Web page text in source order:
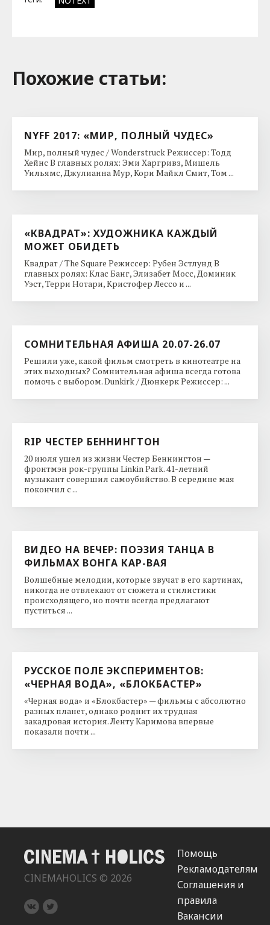
Похожие cтатьи:
NYFF 2017: «МИР, ПОЛНЫЙ ЧУДЕС»
Мир, полный чудес / Wonderstruck Режиссер: Тодд
Хейнс В главных ролях: Эми Харгривз, Мишель
Уильямс, Джулианна Мур, Кори Майкл Смит, Том ...
«КВАДРАТ»: ХУДОЖНИКА КАЖДЫЙ
МОЖЕТ ОБИДЕТЬ
Квадрат / The Square Режиссер: Рубен Эстлунд В
главных ролях: Клас Банг, Элизабет Мосс, Доминик
Уэст, Терри Нотари, Кристофер Лессо и ...
СОМНИТЕЛЬНАЯ АФИША 20.07-26.07
Решили уже, какой фильм смотреть в кинотеатре на
этих выходных? Сомнительная афиша всегда готова
помочь с выбором. Dunkirk / Дюнкерк Режиссер: ...
RIP ЧЕСТЕР БЕННИНГТОН
20 июля ушел из жизни Честер Беннингтон —
фронтмэн рок-группы Linkin Park. 41-летний
музыкант совершил самоубийство. В середине мая
покончил с ...
ВИДЕО НА ВЕЧЕР: ПОЭЗИЯ ТАНЦА В
ФИЛЬМАХ ВОНГА КАР-ВАЯ
Волшебные мелодии, которые звучат в его картинах,
никогда не отвлекают от сюжета и стилистики
происходящего, но почти всегда предлагают
пуститься ...
РУССКОЕ ПОЛЕ ЭКСПЕРИМЕНТОВ:
«ЧЕРНАЯ ВОДА», «БЛОКБАСТЕР»
«Черная вода» и «Блокбастер» — фильмы с абсолютно
разных планет, однако роднит их трудная
закадровая история. Ленту Каримова впервые
показали почти ...
CINEMAHOLICS © 2026
Помощь
Рекламодателям
Соглашения и
правила
Вакансии